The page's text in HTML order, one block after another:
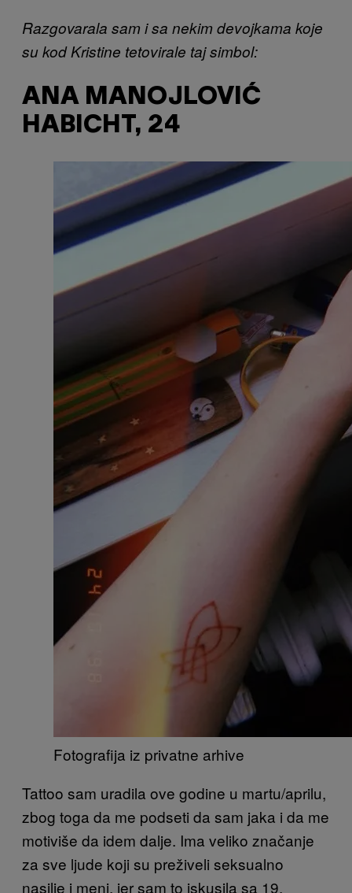
Razgovarala sam i sa nekim devojkama koje
su kod Kristine tetovirale taj simbol:
ANA MANOJLOVIĆ
HABICHT, 24
Fotografija iz privatne arhive
Tattoo sam uradila ove godine u martu/aprilu,
zbog toga da me podseti da sam jaka i da me
motiviše da idem dalje. Ima veliko značanje
za sve ljude koji su preživeli seksualno
nasilje i meni, jer sam to iskusila sa 19.